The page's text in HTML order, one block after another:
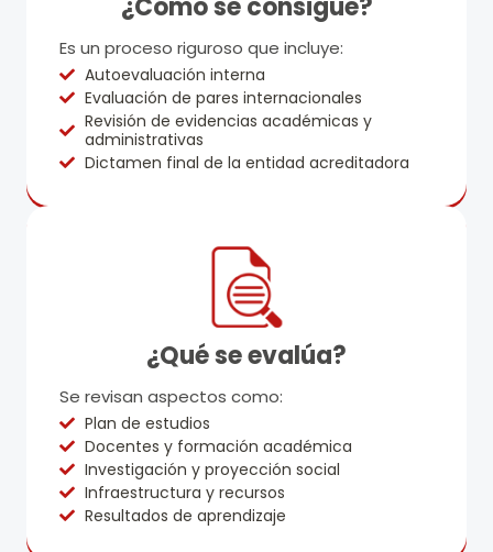
¿Cómo se consigue?
Es un proceso riguroso que incluye:
Autoevaluación interna
Evaluación de pares internacionales
Revisión de evidencias académicas y
administrativas
Dictamen final de la entidad acreditadora
¿Qué se evalúa?
Se revisan aspectos como:
Plan de estudios
Docentes y formación académica
Investigación y proyección social
Infraestructura y recursos
Resultados de aprendizaje